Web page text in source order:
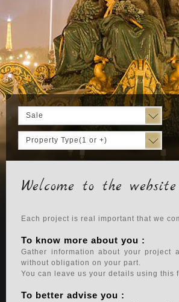
Sale
Property Type(1 or +)
Welcome to the
Each project is real important that we
To know more about you :
Gather information about your project
without obligation on your part.
You can leave us your details using
To better advise you :